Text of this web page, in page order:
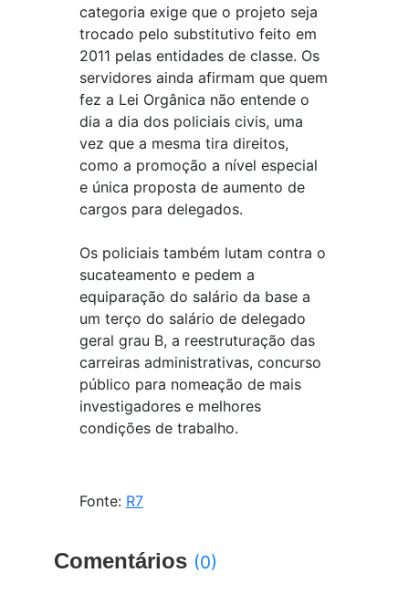
categoria exige que o projeto seja
trocado pelo substitutivo feito em
2011 pelas entidades de classe. Os
servidores ainda afirmam que quem
fez a Lei Orgânica não entende o
dia a dia dos policiais civis, uma
vez que a mesma tira direitos,
como a promoção a nível especial
e única proposta de aumento de
cargos para delegados.
Os policiais também lutam contra o
sucateamento e pedem a
equiparação do salário da base a
um terço do salário de delegado
geral grau B, a reestruturação das
carreiras administrativas, concurso
público para nomeação de mais
investigadores e melhores
condições de trabalho.
Fonte: R7
Comentários (0)